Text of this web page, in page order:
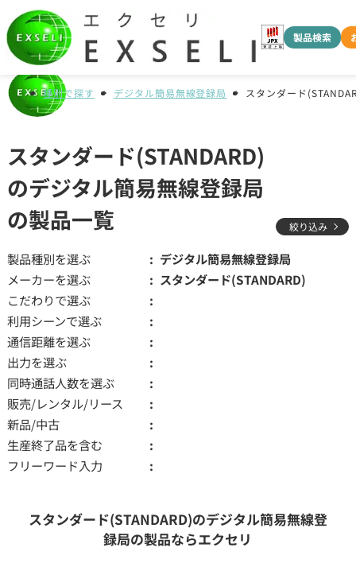
製品検索
種別で探す デジタル簡易無線登録局 スタンダード
スタンダード(STANDARD)
のデジタル簡易無線登録局
の製品一覧
絞り込み
製品種別を選ぶ
デジタル簡易無線登録局
メーカーを選ぶ
スタンダード(STANDARD)
こだわりで選ぶ
利用シーンで選ぶ
通信距離を選ぶ
出力を選ぶ
同時通話人数を選ぶ
販売/レンタル/リース
新品/中古
生産終了品を含む
フリーワード入力
スタンダード(STANDARD)のデジタル簡易無線登
録局の製品ならエクセリ